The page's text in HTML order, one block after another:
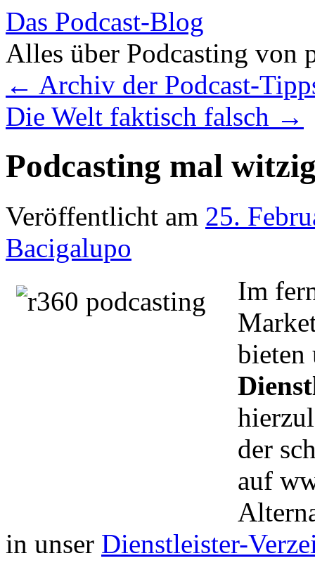
Das Podcast-Blog
Alles über Podcasting von
Inhalt
springen
← Archiv der Podcast-
Die Welt faktisch falsch →
Podcasting mal
Veröffentlicht am 25.
Bacigalupo
Im
bieten
der
auf
in unser Dienstleister-